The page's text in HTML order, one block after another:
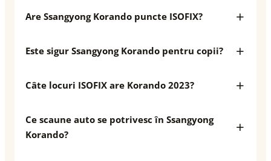
Are Ssangyong Korando puncte ISOFIX?
Este sigur Ssangyong Korando pentru copii?
Câte locuri ISOFIX are Korando 2023?
Ce scaune auto se potrivesc în Ssangyong
Korando?